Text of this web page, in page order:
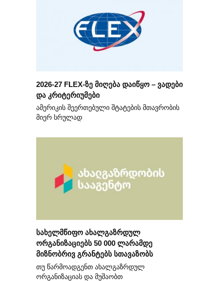
2026-27 FLEX-ზე მიღება დაიწყო – ვადები
და კრიტერიუმები
ამერიკის შეერთებული შტატების მთავრობის
მიერ სრულად
სახელმწიფო ახალგაზრდულ
ორგანიზაციებს 50 000 ლარამდე
მიზნობრივ გრანტებს სთავაზობს
თუ წარმოადგენთ ახალგაზრდულ
ორგანიზაციას და მუშაობთ